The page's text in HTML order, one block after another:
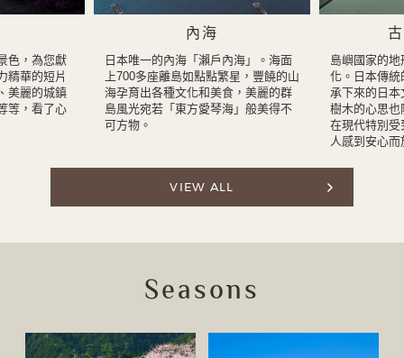
色，為您獻
精華的短片
美麗的城鎮
等，看了心
內海
日本唯一的內海「瀨戶內海」。海面
上700多座離島如點點繁星，豐饒的山
海孕育出各種文化和美食，美麗的群
島風光宛若「東方愛琴海」般美得不
可方物。
島嶼國家的
化。日本傳統
承下來的日本
樹木的心思也
在現代特別受
人感到安心
VIEW ALL
Seasons